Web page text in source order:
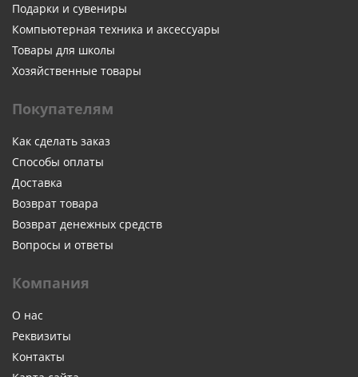
Подарки и сувениры
Компьютерная техника и аксессуары
Товары для школы
Хозяйственные товары
Покупателям
Как сделать заказ
Способы оплаты
Доставка
Возврат товара
Возврат денежных средств
Вопросы и ответы
Компания
О нас
Реквизиты
Контакты